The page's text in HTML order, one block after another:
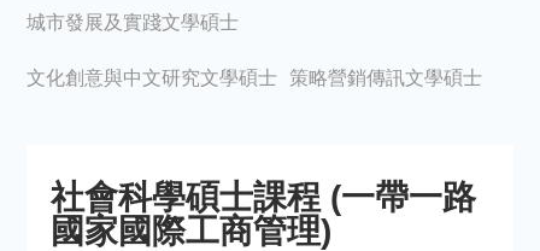
城市發展及實踐文學碩士
文化創意與中文研究文學碩士 策略營銷傳訊文學碩士
社會科學碩士課程 (一帶一路
國家國際工商管理)